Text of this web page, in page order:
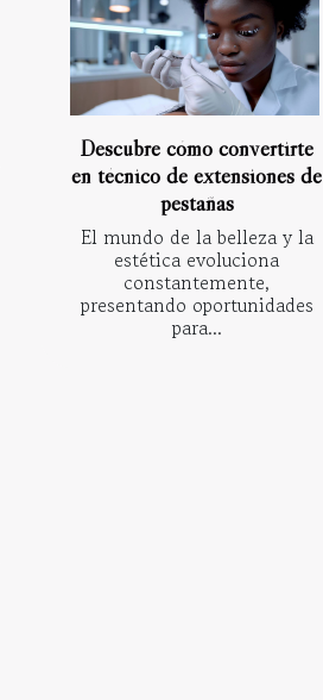
Descubre cómo convertirte
en técnico de extensiones de
pestañas
El mundo de la belleza y la
estética evoluciona
constantemente,
presentando oportunidades
para...